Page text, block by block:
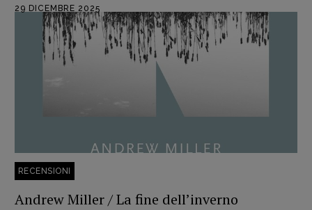
29 DICEMBRE 2025
RECENSIONI
Andrew Miller / La fine dell’inverno